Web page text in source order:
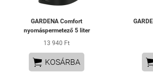
GARDENA Comfort
nyomáspermetező 5 liter
13 940 Ft
 KOSÁRBA